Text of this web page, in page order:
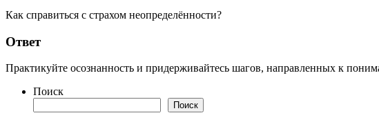
Как справиться с страхом неопределённости?
Ответ
Практикуйте осознанность и придерживайтесь шагов, направленных к
Поиск
Поиск